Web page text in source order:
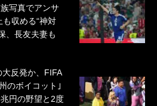
写真でアンサ
収める“神対
、長友夫妻も
反発か、FIFA
のボイコット｣
円の野望と2度